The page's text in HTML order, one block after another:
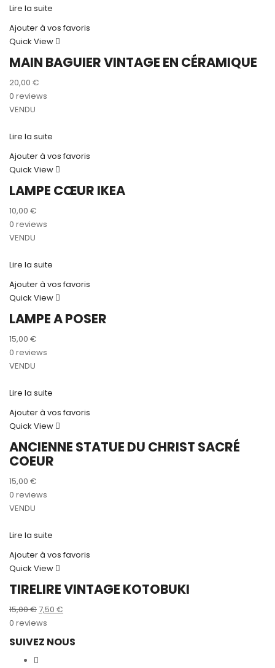
Lire la suite
Ajouter à vos favoris
Quick View
MAIN BAGUIER VINTAGE EN CÉRAMIQUE
20,00 €
0 reviews
VENDU
Lire la suite
Ajouter à vos favoris
Quick View
LAMPE CŒUR IKEA
10,00 €
0 reviews
VENDU
Lire la suite
Ajouter à vos favoris
Quick View
LAMPE A POSER
15,00 €
0 reviews
VENDU
Lire la suite
Ajouter à vos favoris
Quick View
ANCIENNE STATUE DU CHRIST SACRÉ
COEUR
15,00 €
0 reviews
VENDU
Lire la suite
Ajouter à vos favoris
Quick View
TIRELIRE VINTAGE KOTOBUKI
15,00€Le
prix
initial
7,50 €
actuel
0 reviews
SUIVEZ NOUS